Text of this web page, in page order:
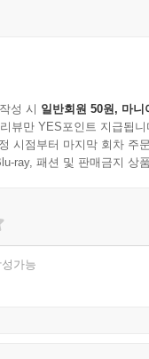
성 시 일반회원 50원, 마니
뷰만 YES포인트 지급됩니
시점부터 마지막 회차 주
ray, 패션 및 판매금지 상
가능